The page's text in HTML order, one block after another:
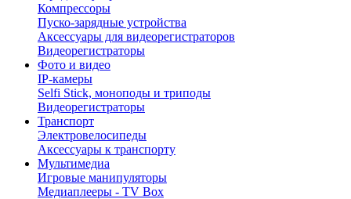
Компрессоры
Пуско-зарядные устройства
Аксессуары для видеорегистраторов
Видеорегистраторы
Фото и видео
IP-камеры
Selfi Stick, моноподы и триподы
Видеорегистраторы
Транспорт
Электровелосипеды
Аксессуары к транспорту
Мультимедиа
Игровые манипуляторы
Медиаплееры - TV Box